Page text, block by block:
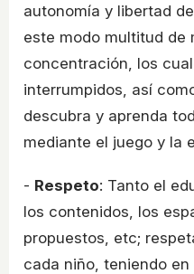
autonomía y libertad
este modo multitud de
concentración, los
interrumpidos, así
descubra y aprenda
mediante el juego y la
- Respeto: Tanto el
los contenidos, los
propuestos, etc;
cada niño, teniendo